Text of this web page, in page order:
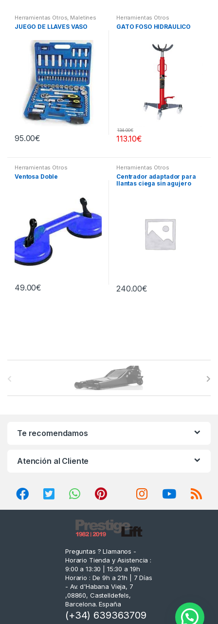
Herramientas Otros, Maletines
Herramientas, Extractores,
Compresímetros, otros
JUEGO DE LLAVES VASO
95.00€
Herramientas Otros
GATO FOSO HIDRÁULICO
113.10€
134.00€
Herramientas Otros
Ventosa Doble
49.00€
Herramientas Otros
Centrador adaptador para
llantas ciega sin agujero
240.00€
Te recomendamos
Atención al Cliente
Preguntas ? Llamanos -
Horario Tienda y Asistencia :
9:00 a 13:30 | 15:30 a 19h
Horario : De 9h a 21h | 7 Días
- Av. d'Habana Vieja, 7
,08860, Castelldefels,
Barcelona. España
(+34) 639363709